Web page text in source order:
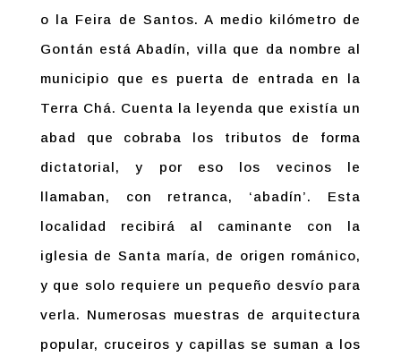
o la Feira de Santos. A medio kilómetro de
Gontán está Abadín, villa que da nombre al
municipio que es puerta de entrada en la
Terra Chá. Cuenta la leyenda que existía un
abad que cobraba los tributos de forma
dictatorial, y por eso los vecinos le
llamaban, con retranca, ‘abadín’. Esta
localidad recibirá al caminante con la
iglesia de Santa maría, de origen románico,
y que solo requiere un pequeño desvío para
verla. Numerosas muestras de arquitectura
popular, cruceiros y capillas se suman a los